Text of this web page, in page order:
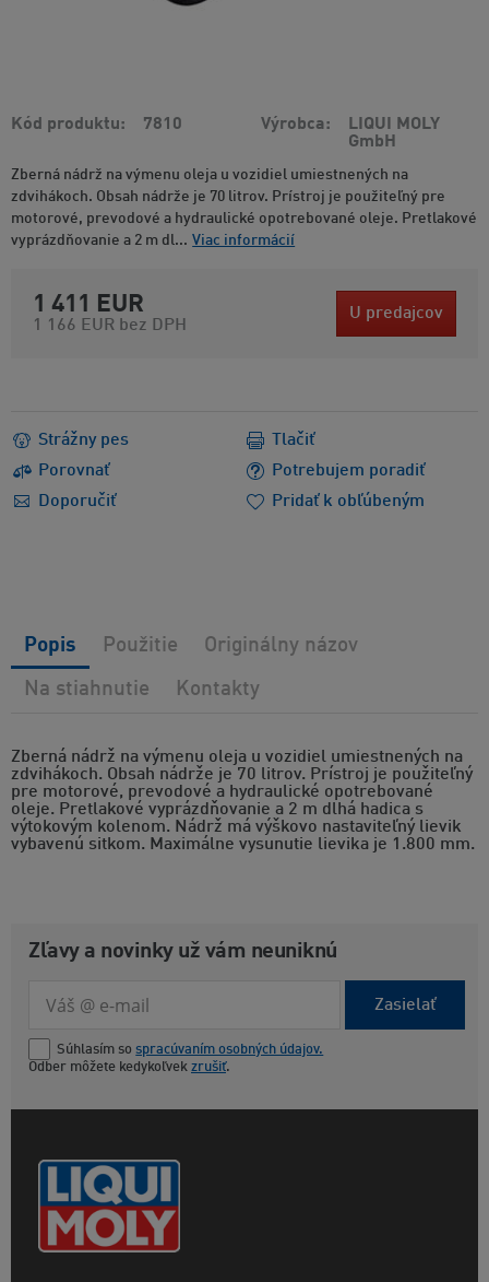
Kód produktu 7810 Výrobca
LIQUI MOLY
GmbH
Zberná nádrž na výmenu oleja u vozidiel umiestnených na
zdvihákoch. Obsah nádrže je 70 litrov. Prístroj je použiteľný pre
motorové, prevodové a hydraulické opotrebované oleje. Pretlakové
vyprázdňovanie a 2 m dl... Viac informácií
1 411 EUR
1 166 EUR bez DPH
U predajcov
Strážny pes
Porovnať
Potrebujem poradiť
Doporučiť
Tlačiť
Pridať k obľúbeným
Zberná nádrž na výmenu oleja u vozidiel umiestnených na
zdvihákoch. Obsah nádrže je 70 litrov. Prístroj je použiteľný
pre motorové, prevodové a hydraulické opotrebované
oleje. Pretlakové vyprázdňovanie a 2 m dlhá hadica s
výtokovým kolenom. Nádrž má výškovo nastaviteľný lievik
vybavenú sitkom. Maximálne vysunutie lievika je 1.800 mm.
Popis Použitie Originálny názov
Na stiahnutie Kontakty
Zľavy a novinky už vám neuniknú
Zasielať
Súhlasím so spracúvaním osobných údajov.
Odber môžete kedykoľvek zrušiť.